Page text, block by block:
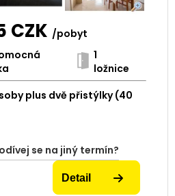
CZK /pobyt
1
ložnice
plus dvě přistýlky (40
se na jiný termín?
Detail